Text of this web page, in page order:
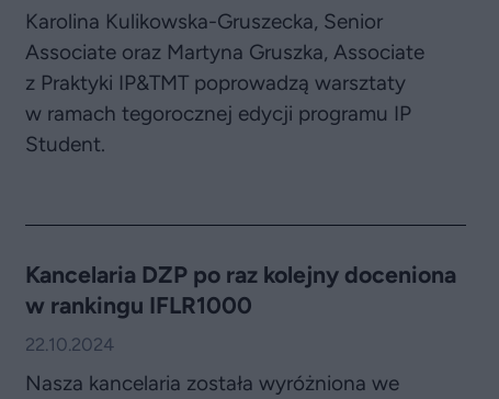
Karolina Kulikowska-Gruszecka, Senior
Associate oraz Martyna Gruszka, Associate
z Praktyki IP&TMT poprowadzą warsztaty
w ramach tegorocznej edycji programu IP
Student.
Kancelaria DZP po raz kolejny doceniona
w rankingu IFLR1000
22.10.2024
Nasza kancelaria została wyróżniona we